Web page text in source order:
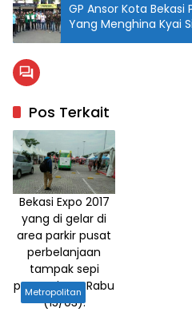
HUT
Kota
Bekasi
ke 20
pada
2017.
(Image.
Ist)
GP Ansor Kota Bekasi
Yang Menghina Kyai
Pos Terkait
Bekasi Expo 2017
yang di gelar di
area parkir pusat
perbelanjaan
tampak sepi
pengunjung, Rabu
(15/03).
Metropolitan